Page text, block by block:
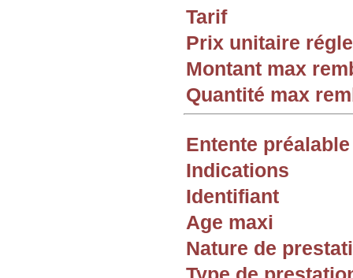
Tarif
Prix unitaire
Montant max
Quantité max
Entente préalable
Indications
Identifiant
Age maxi
Nature de